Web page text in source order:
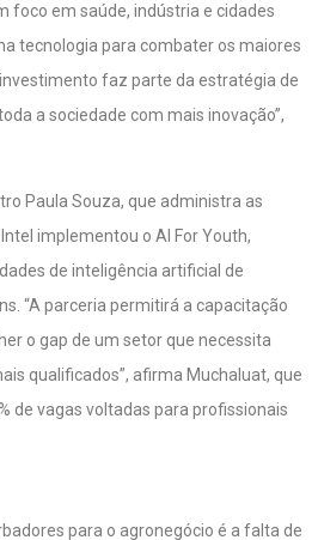
foco em saúde, indústria e cidades
tecnologia para combater os maiores
faz parte da estratégia de
a sociedade com mais inovação”,
Paula Souza, que administra as
implementou o AI For Youth,
de inteligência artificial de
“A parceria permitirá a capacitação
o gap de um setor que necessita
qualificados”, afirma Muchaluat, que
de vagas voltadas para profissionais
para o agronegócio é a falta de